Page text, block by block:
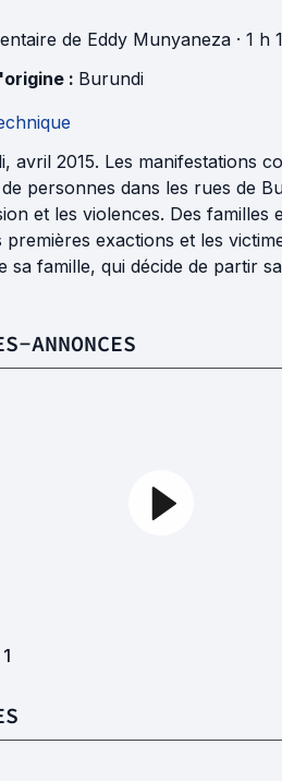
de Eddy Munyaneza · 1 h
: Burundi
avril 2015. Les manifestations
personnes dans les rues de
et les violences. Des familles
premières exactions et les
sa famille, qui décide de partir
ANNONCES
1